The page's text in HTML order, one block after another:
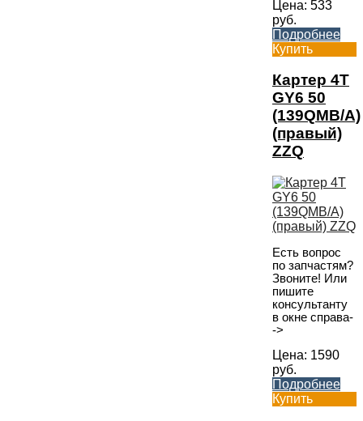
Цена: 533
руб.
Подробнее
Купить
Картер 4T
GY6 50
(139QMB/A)
(правый)
ZZQ
Есть вопрос
по запчастям?
Звоните! Или
пишите
консультанту
в окне справа-
->
Цена: 1590
руб.
Подробнее
Купить